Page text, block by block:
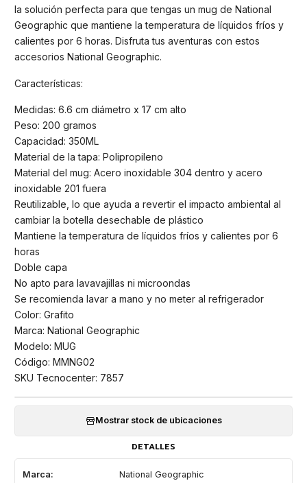
la solución perfecta para que tengas un mug de National
Geographic que mantiene la temperatura de líquidos fríos y
calientes por 6 horas. Disfruta tus aventuras con estos
accesorios National Geographic.
Características:
Medidas: 6.6 cm diámetro x 17 cm alto
Peso: 200 gramos
Capacidad: 350ML
Material de la tapa: Polipropileno
Material del mug: Acero inoxidable 304 dentro y acero
inoxidable 201 fuera
Reutilizable, lo que ayuda a revertir el impacto ambiental al
cambiar la botella desechable de plástico
Mantiene la temperatura de líquidos fríos y calientes por 6
horas
Doble capa
No apto para lavavajillas ni microondas
Se recomienda lavar a mano y no meter al refrigerador
Color: Grafito
Marca: National Geographic
Modelo: MUG
Código: MMNG02
SKU Tecnocenter: 7857
Mostrar stock de ubicaciones
DETALLES
Marca: National Geographic